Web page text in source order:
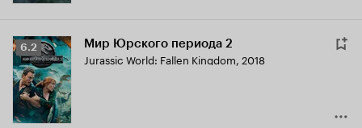
Рейтинг
Кинопоиска
6.2
6.2 Мир Юрского периода 2
Jurassic World: Fallen Kingdom, 2018